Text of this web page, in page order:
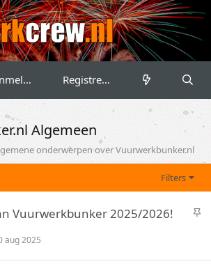
Aanmelden Registreren
Algemeen
onderwerpen over Vuurwerkbunker.nl
Filters
S
Vuurwerkbunker 2025/2026!
aug 2025